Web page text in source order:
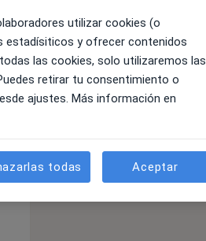
utilizar cookies (o
estadísiticos y ofrecer contenidos
las cookies, solo utilizaremos las
retirar tu consentimiento o
ajustes. Más información en
todas Aceptar